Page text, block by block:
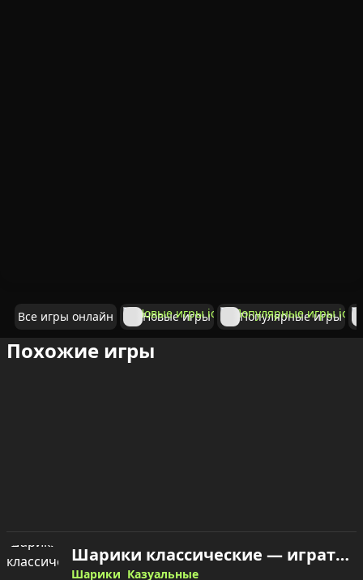
Все игры онлайн Новые игры Популярные игры
Похожие игры
Шарики классические — играть онлайн
Шарики Казуальные